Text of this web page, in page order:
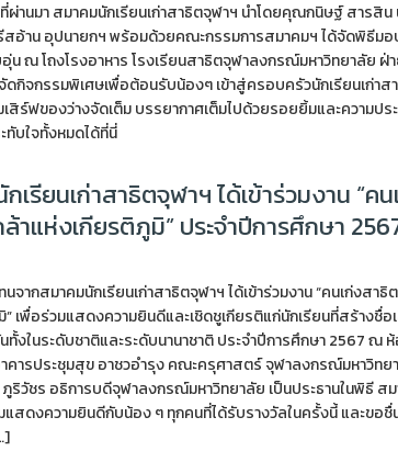
ผ่านมา สมาคมนักเรียนเก่าสาธิตจุฬาฯ นำโดยคุณกนิษฐ์ สารสิน
าน อุปนายกฯ พร้อมด้วยคณะกรรมการสมาคมฯ ได้จัดพิธีมอ
น ณ โถงโรงอาหาร โรงเรียนสาธิตจุฬาลงกรณ์มหาวิทยาลัย ฝ่
ดกิจกรรมพิเศษเพื่อต้อนรับน้องๆ เข้าสู่ครอบครัวนักเรียนเก่าส
สิร์ฟของว่างจัดเต็ม บรรยากาศเต็มไปด้วยรอยยิ้มและความปร
ทับใจทั้งหมดได้ที่นี่
รียนเก่าสาธิตจุฬาฯ ได้เข้าร่วมงาน “คน
แห่งเกียรติภูมิ” ประจำปีการศึกษา
จากสมาคมนักเรียนเก่าสาธิตจุฬาฯ ได้เข้าร่วมงาน “คนเก่งสาธิต
เพื่อร่วมแสดงความยินดีและเชิดชูเกียรติแก่นักเรียนที่สร้างชื่อ
ทั้งในระดับชาติและระดับนานาชาติ ประจำปีการศึกษา 2567 ณ
คารประชุมสุข อาชวอำรุง คณะครุศาสตร์ จุฬาลงกรณ์มหาวิทย
ริวัชร อธิการบดีจุฬาลงกรณ์มหาวิทยาลัย เป็นประธานในพิธี ส
แสดงความยินดีกับน้อง ๆ ทุกคนที่ได้รับรางวัลในครั้งนี้ และขอชื่